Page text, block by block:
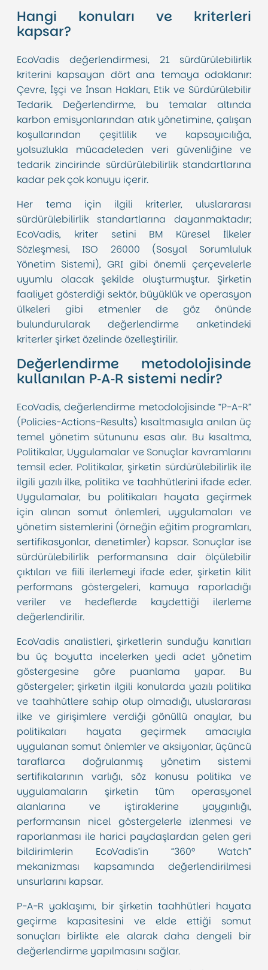
Hangi konuları ve kriterleri
kapsar?
EcoVadis değerlendirmesi, 21 sürdürülebilirlik
kriterini kapsayan dört ana temaya odaklanır:
Çevre, İşçi ve İnsan Hakları, Etik ve Sürdürülebilir
Tedarik. Değerlendirme, bu temalar altında
karbon emisyonlarından atık yönetimine, çalışan
koşullarından çeşitlilik ve kapsayıcılığa,
yolsuzlukla mücadeleden veri güvenliğine ve
tedarik zincirinde sürdürülebilirlik standartlarına
kadar pek çok konuyu içerir.
Her tema için ilgili kriterler, uluslararası
sürdürülebilirlik standartlarına dayanmaktadır;
EcoVadis, kriter setini BM Küresel İlkeler
Sözleşmesi, ISO 26000 (Sosyal Sorumluluk
Yönetim Sistemi), GRI gibi önemli çerçevelerle
uyumlu olacak şekilde oluşturmuştur. Şirketin
faaliyet gösterdiği sektör, büyüklük ve operasyon
ülkeleri gibi etmenler de göz önünde
bulundurularak değerlendirme anketindeki
kriterler şirket özelinde özelleştirilir.
Değerlendirme metodolojisinde
kullanılan P‑A‑R sistemi nedir?
EcoVadis, değerlendirme metodolojisinde “P-A-R”
(Policies-Actions-Results) kısaltmasıyla anılan üç
temel yönetim sütununu esas alır. Bu kısaltma,
Politikalar, Uygulamalar ve Sonuçlar kavramlarını
temsil eder. Politikalar, şirketin sürdürülebilirlik ile
ilgili yazılı ilke, politika ve taahhütlerini ifade eder.
Uygulamalar, bu politikaları hayata geçirmek
için alınan somut önlemleri, uygulamaları ve
yönetim sistemlerini (örneğin eğitim programları,
sertifikasyonlar, denetimler) kapsar. Sonuçlar ise
sürdürülebilirlik performansına dair ölçülebilir
çıktıları ve fiili ilerlemeyi ifade eder, şirketin kilit
performans göstergeleri, kamuya raporladığı
veriler ve hedeflerde kaydettiği ilerleme
değerlendirilir.
EcoVadis analistleri, şirketlerin sunduğu kanıtları
bu üç boyutta incelerken yedi adet yönetim
göstergesine göre puanlama yapar. Bu
göstergeler; şirketin ilgili konularda yazılı politika
ve taahhütlere sahip olup olmadığı, uluslararası
ilke ve girişimlere verdiği gönüllü onaylar, bu
politikaları hayata geçirmek amacıyla
uygulanan somut önlemler ve aksiyonlar, üçüncü
taraflarca doğrulanmış yönetim sistemi
sertifikalarının varlığı, söz konusu politika ve
uygulamaların şirketin tüm operasyonel
alanlarına ve iştiraklerine yaygınlığı,
performansın nicel göstergelerle izlenmesi ve
raporlanması ile harici paydaşlardan gelen geri
bildirimlerin EcoVadis’in “360° Watch”
mekanizması kapsamında değerlendirilmesi
unsurlarını kapsar.
P-A-R yaklaşımı, bir şirketin taahhütleri hayata
geçirme kapasitesini ve elde ettiği somut
sonuçları birlikte ele alarak daha dengeli bir
değerlendirme yapılmasını sağlar.